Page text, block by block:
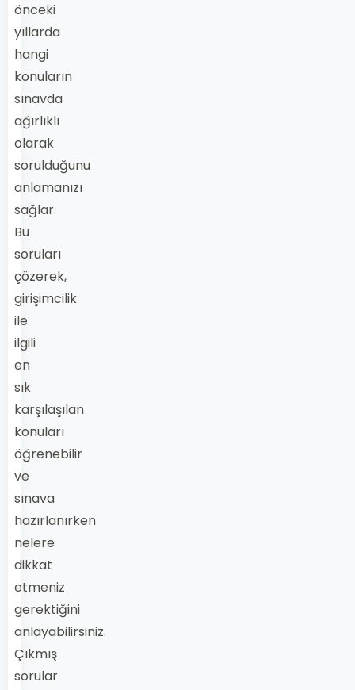
önceki
yıllarda
hangi
konuların
sınavda
ağırlıklı
olarak
sorulduğunu
anlamanızı
sağlar.
Bu
soruları
çözerek,
girişimcilik
ile
ilgili
en
sık
karşılaşılan
konuları
öğrenebilir
ve
sınava
hazırlanırken
nelere
dikkat
etmeniz
gerektiğini
anlayabilirsiniz.
Çıkmış
sorular